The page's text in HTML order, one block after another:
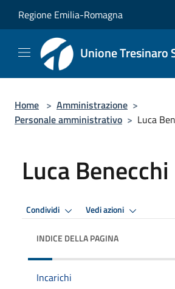
Regione Emilia-Romagna
Unione Tresinaro
Home > Amministrazione >
Personale amministrativo > Luca
Luca Benecchi
Condividi Vedi azioni
INDICE DELLA PAGINA
Incarichi